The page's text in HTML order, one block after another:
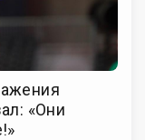
«Они